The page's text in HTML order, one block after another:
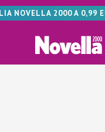
NOVELLA 2000 A 0,99